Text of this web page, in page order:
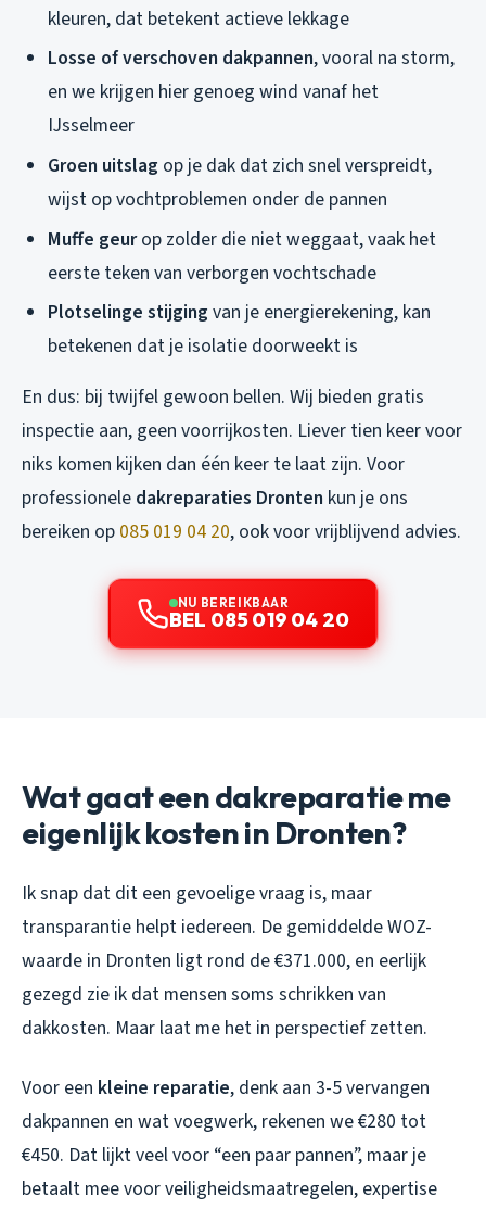
kleuren, dat betekent actieve lekkage
Losse of verschoven dakpannen, vooral na storm,
en we krijgen hier genoeg wind vanaf het
IJsselmeer
Groen uitslag op je dak dat zich snel verspreidt,
wijst op vochtproblemen onder de pannen
Muffe geurop zolder die niet weggaat, vaak het
eerste teken van verborgen vochtschade
Plotselinge stijging van je energierekening, kan
betekenen dat je isolatie doorweekt is
En dus: bij twijfel gewoon bellen. Wij bieden gratis
inspectie aan, geen voorrijkosten. Liever tien keer voor
niks komen kijken dan één keer te laat zijn. Voor
professionele dakreparaties Dronten kun je ons
bereiken op 085 019 04 20, ook voor vrijblijvend advies.
NU BEREIKBAAR
BEL 085 019 04 20
Wat gaat een dakreparatie me
eigenlijk kosten in Dronten?
Ik snap dat dit een gevoelige vraag is, maar
transparantie helpt iedereen. De gemiddelde WOZ-
waarde in Dronten ligt rond de €371.000, en eerlijk
gezegd zie ik dat mensen soms schrikken van
dakkosten. Maar laat me het in perspectief zetten.
Voor een kleine reparatie, denk aan 3-5 vervangen
dakpannen en wat voegwerk, rekenen we €280 tot
€450. Dat lijkt veel voor “een paar pannen”, maar je
betaalt mee voor veiligheidsmaatregelen, expertise